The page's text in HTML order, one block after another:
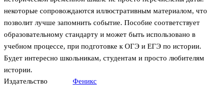
некоторые сопровождаются иллюстративным материалом, что
позволит лучше запомнить событие. Пособие соответствует
образовательному стандарту и может быть использовано в
учебном процессе, при подготовке к ОГЭ и ЕГЭ по истории.
Будет интересно школьникам, студентам и просто любителям
истории.
Издательство
Феникс